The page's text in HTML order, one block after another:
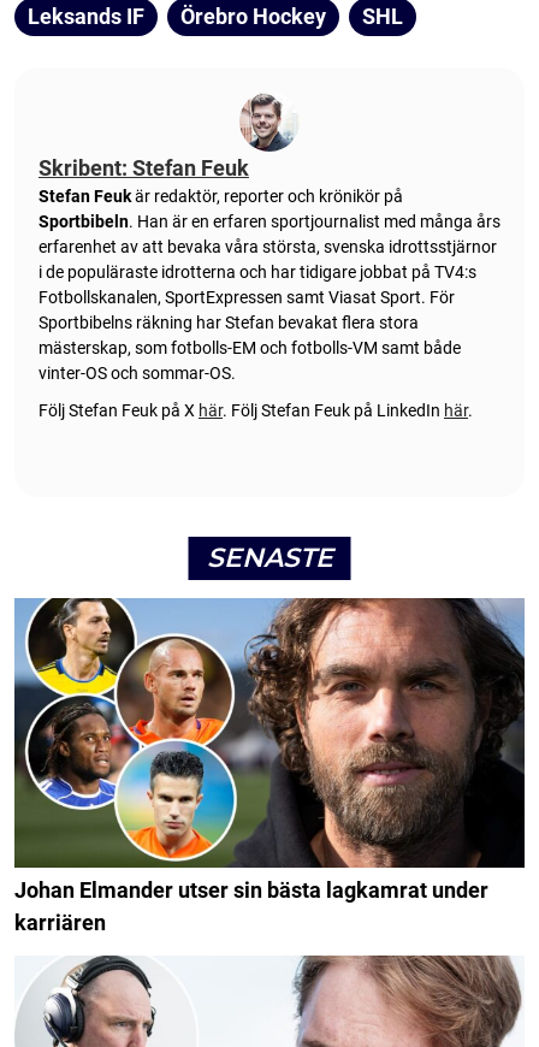
Leksands IF Örebro Hockey SHL
Skribent: Stefan Feuk
Stefan Feukär redaktör, reporter och krönikör på
Sportbibeln. Han är en erfaren sportjournalist med många års
erfarenhet av att bevaka våra största, svenska idrottsstjärnor
i de populäraste idrotterna och har tidigare jobbat på TV4:s
Fotbollskanalen, SportExpressen samt Viasat Sport. För
Sportbibelns räkning har Stefan bevakat flera stora
mästerskap, som fotbolls-EM och fotbolls-VM samt både
vinter-OS och sommar-OS.
Följ Stefan Feuk på X här. Följ Stefan Feuk på LinkedIn här.
SENASTE
Johan Elmander utser sin bästa lagkamrat under
karriären